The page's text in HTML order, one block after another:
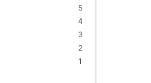
5
4
3
2
1